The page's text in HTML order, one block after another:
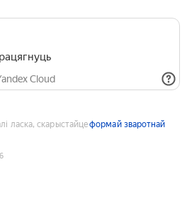
Cloud
ласка, скарыстайцеформай зваротнай